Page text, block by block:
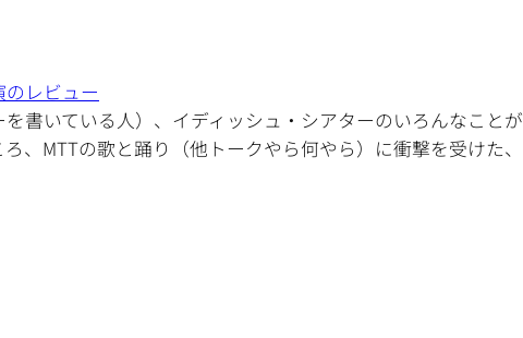
レビュー
書いている人）、イディッシュ・シアターのいろんなこと
、MTTの歌と踊り（他トークやら何やら）に衝撃を受けた、